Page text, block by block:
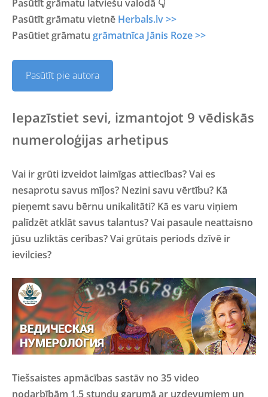
Pasūtīt grāmatu latviešu valodā 👇
Pasūtīt grāmatu vietnē Herbals.lv >>
Pasūtiet grāmatu grāmatnīca Jānis Roze >>
Pasūtīt pie autora
Iepazīstiet sevi, izmantojot 9 vēdiskās
numeroloģijas arhetipus
Vai ir grūti izveidot laimīgas attiecības? Vai es
nesaprotu savus mīļos? Nezini savu vērtību? Kā
pieņemt savu bērnu unikalitāti? Kā es varu viņiem
palīdzēt atklāt savus talantus? Vai pasaule neattaisno
jūsu uzliktās cerības? Vai grūtais periods dzīvē ir
ievilcies?
Tiešsaistes apmācības sastāv no 35 video
nodarbībām 1,5 stundu garumā ar uzdevumiem un